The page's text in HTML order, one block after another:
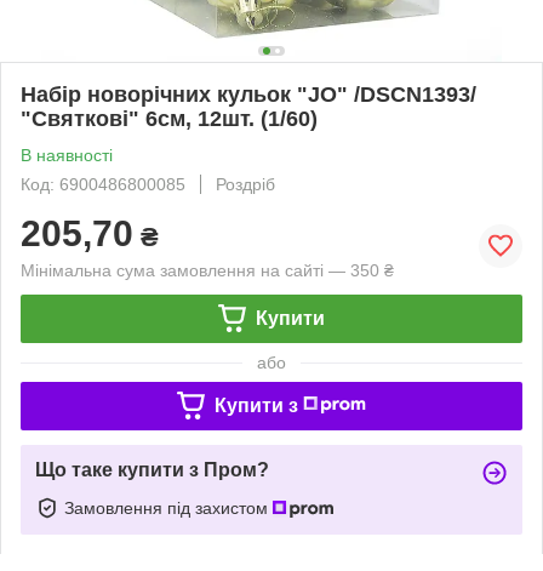
Набір новорічних кульок "JO" /DSCN1393/
"Святкові" 6см, 12шт. (1/60)
В наявності
Код: 6900486800085
Роздріб
205,70 ₴
Мінімальна сума замовлення на сайті — 350 ₴
Купити
або
Купити з
Що таке купити з Пром?
Замовлення під захистом